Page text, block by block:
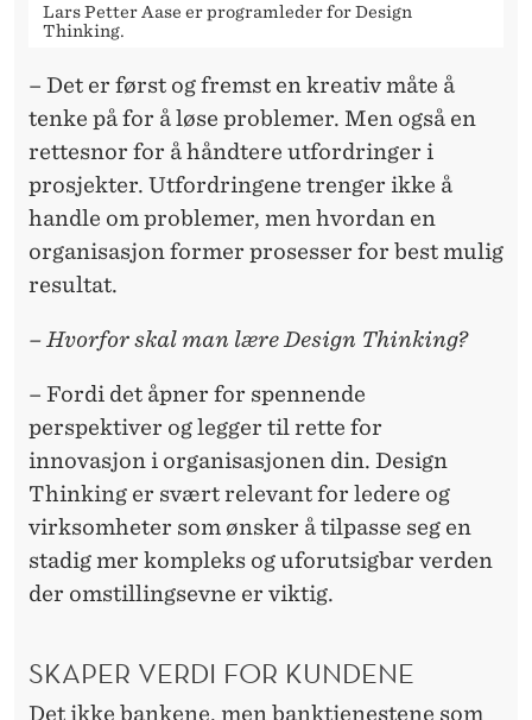
Lars Petter Aase er programleder for Design
Thinking.
– Det er først og fremst en kreativ måte å
tenke på for å løse problemer. Men også en
rettesnor for å håndtere utfordringer i
prosjekter. Utfordringene trenger ikke å
handle om problemer, men hvordan en
organisasjon former prosesser for best mulig
resultat.
– Hvorfor skal man lære Design Thinking?
– Fordi det åpner for spennende
perspektiver og legger til rette for
innovasjon i organisasjonen din. Design
Thinking er svært relevant for ledere og
virksomheter som ønsker å tilpasse seg en
stadig mer kompleks og uforutsigbar verden
der omstillingsevne er viktig.
SKAPER VERDI FOR KUNDENE
Det ikke bankene, men banktjenestene som